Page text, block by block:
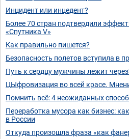
Инцидент или инцедент?
Более 70 стран подтвердили
«Спутника V»
Как правильно пишется?
Безопасность полетов вступила в
Путь к сердцу мужчины лежит
ЦЫфровизация во всей красе.
Помнить всё: 4 неожиданных
Переработка мусора как бизнес:
в России
Откуда произошла фраза «как